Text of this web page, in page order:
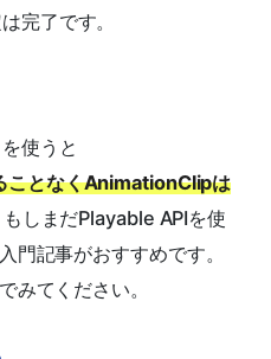
完了です。
を使うと
となくAnimationClipは
しまだPlayable APIを使
門記事がおすすめです。
みてください。